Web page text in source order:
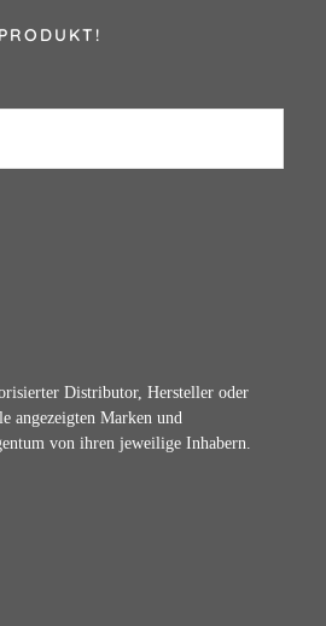
Distributor, Hersteller oder
angezeigten Marken und
von ihren jeweilige Inhabern.